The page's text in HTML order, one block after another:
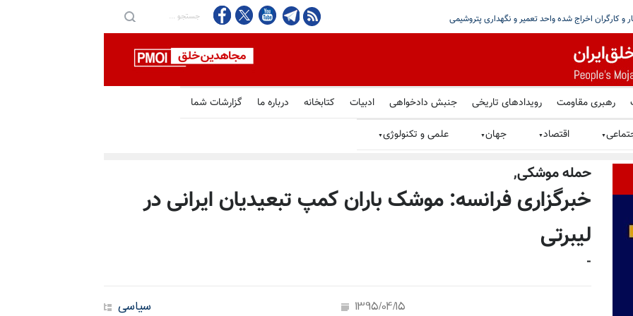
رهبری مقاومت رویدادهای تاریخی جنبش دادخواهی ادبیات کتابخانه درباره ما گزارشات شما
▼ اقتصاد▼ جهان▼ علمی و تکنولوژی▼
حمله موشكى,
خبرگزاری فرانسه: موشک باران کمپ تبعیدیان ایرانی در
لیبرتی
-
سیاسی 1395/04/15